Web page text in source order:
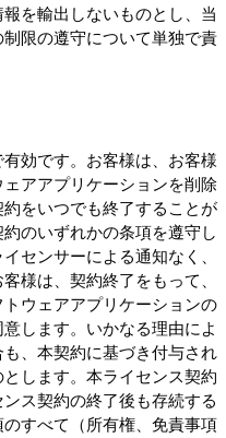
を輸出しないものとし、当
限の遵守について単独で責
効です。お客様は、お客様
アアプリケーションを削除
をいつでも終了することが
のいずれかの条項を遵守し
センサーによる通知なく、
様は、契約終了をもって、
ウェアアプリケーションの
します。いかなる理由によ
、本契約に基づき付与され
します。本ライセンス契約
ス契約の終了後も存続する
すべて（所有権、免責事項